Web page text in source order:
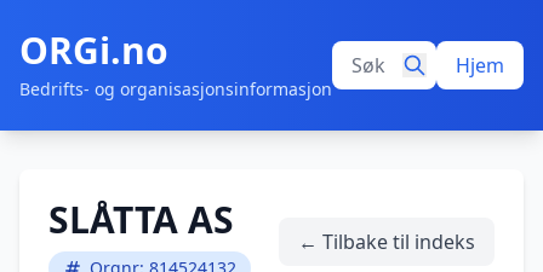
ORGi.no
Bedrifts- og organisasjonsinformasjon
Hjem
SLÅTTA AS ← Tilbake til indeks